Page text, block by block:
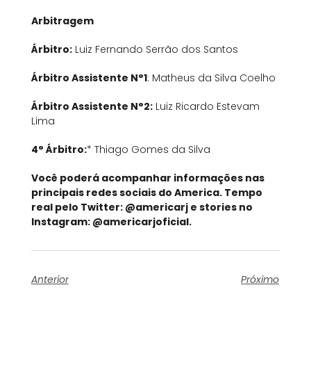
Arbitragem
Árbitro:Luiz Fernando Serrão dos Santos
Árbitro Assistente N°1: Matheus da Silva Coelho
Árbitro Assistente N°2:Luiz Ricardo Estevam
Lima
4° Árbitro:* Thiago Gomes da Silva
Você poderá acompanhar informações nas
principais redes sociais do America. Tempo
real pelo Twitter: @americarj e stories no
Instagram: @americarjoficial.
Anterior Próximo